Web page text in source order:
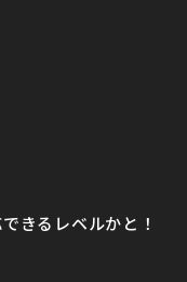
きるレベルかと！